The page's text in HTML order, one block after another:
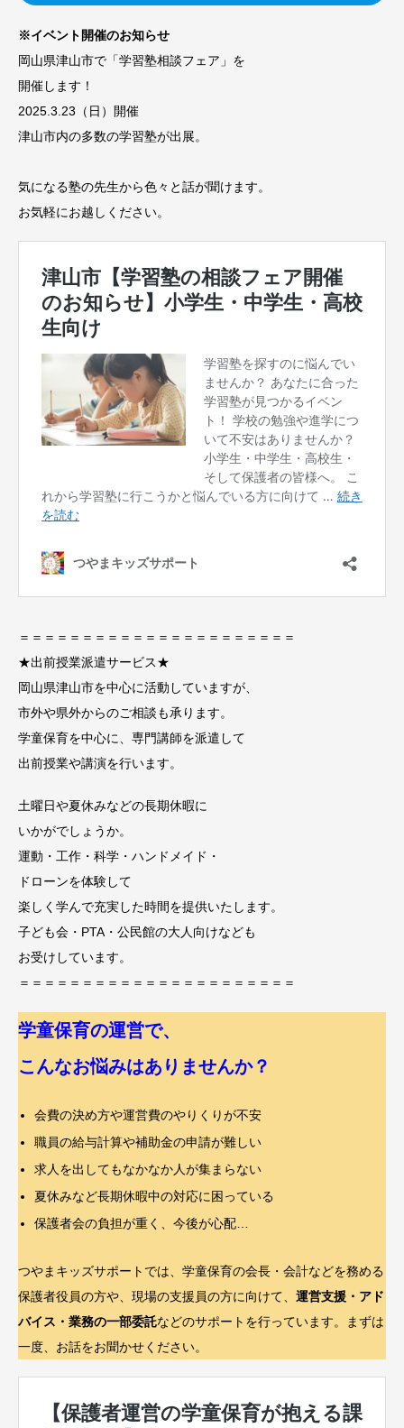
※イベント開催のお知らせ
岡山県津山市で「学習塾相談フェア」を
開催します！
2025.3.23（日）開催
津山市内の多数の学習塾が出展。
気になる塾の先生から色々と話が聞けます。
お気軽にお越しください。
＝＝＝＝＝＝＝＝＝＝＝＝＝＝＝＝＝＝＝＝＝＝
★出前授業派遣サービス★
岡山県津山市を中心に活動していますが、
市外や県外からのご相談も承ります。
学童保育を中心に、専門講師を派遣して
出前授業や講演を行います。
土曜日や夏休みなどの長期休暇に
いかがでしょうか。
運動・工作・科学・ハンドメイド・
ドローンを体験して
楽しく学んで充実した時間を提供いたします。
子ども会・PTA・公民館の大人向けなども
お受けしています。
＝＝＝＝＝＝＝＝＝＝＝＝＝＝＝＝＝＝＝＝＝＝
学童保育の運営で、
こんなお悩みはありませんか？
会費の決め方や運営費のやりくりが不安
職員の給与計算や補助金の申請が難しい
求人を出してもなかなか人が集まらない
夏休みなど長期休暇中の対応に困っている
保護者会の負担が重く、今後が心配…
つやまキッズサポートでは、学童保育の会長・会計などを務める
保護者役員の方や、現場の支援員の方に向けて、 運営支援・アド
バイス・業務の一部委託などのサポートを行っています。まずは
一度、お話をお聞かせください。